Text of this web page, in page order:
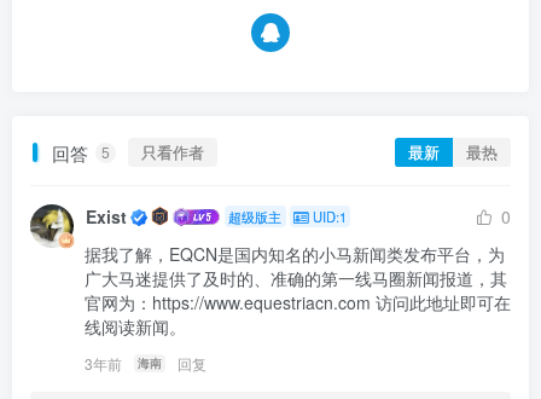
回答 5 只看作者 最新 最热
Exist 超级版主 UID:1
0
据我了解，EQCN是国内知名的小马新闻类发布平台，为
广大马迷提供了及时的、准确的第一线马圈新闻报道，其
官网为：https://www.equestriacn.com 访问此地址即可在
线阅读新闻。
3年前 海南 回复